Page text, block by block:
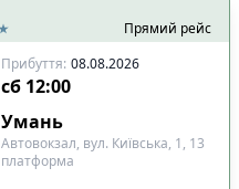
Прямий рейс
Прибуття: 08.08.2026
сб 12:00
Умань
Автовокзал, вул. Київська, 1, 13
платформа